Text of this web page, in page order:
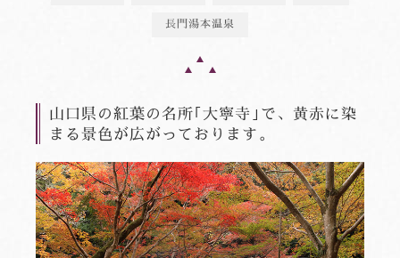
長門湯本温泉
山口県の紅葉の名所｢大寧寺｣で、黄赤に染
まる景色が広がっております。